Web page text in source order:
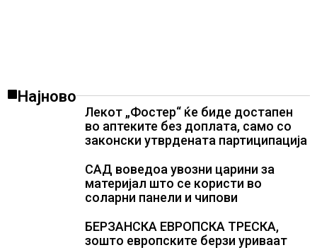
Најново
Лекот „Фостер“ ќе биде достапен
во аптеките без доплата, само со
законски утврдената партиципација
САД воведоа увозни царини за
материјал што се користи во
соларни панели и чипови
БЕРЗАНСКА ЕВРОПСКА ТРЕСКА,
зошто европските берзи уриваат